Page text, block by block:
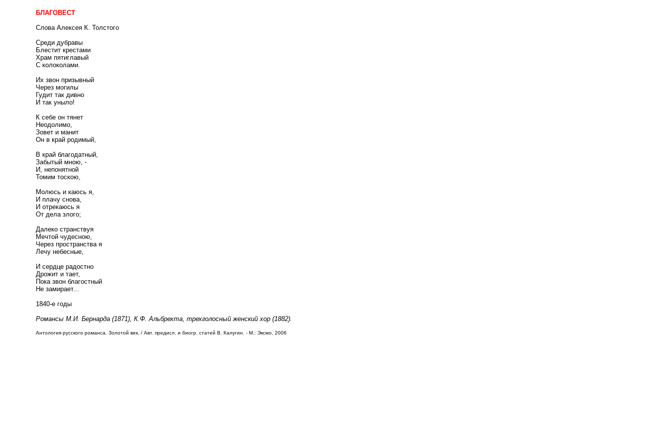
БЛАГОВЕСТ
Слова Алексея К. Толстого
Среди дубравы
Блестит крестами
Храм пятиглавый
С колоколами.
Их звон призывный
Через могилы
Гудит так дивно
И так уныло!
К себе он тянет
Неодолимо,
Зовет и манит
Он в край родимый,
В край благодатный,
Забытый мною, -
И, непонятной
Томим тоскою,
Молюсь и каюсь я,
И плачу снова,
И отрекаюсь я
От дела злого;
Далеко странствуя
Мечтой чудесною,
Через пространства я
Лечу небесные,
И сердце радостно
Дрожит и тает,
Пока звон благостный
Не замирает...
1840-е годы
Романсы М.И. Бернарда (1871), К.Ф. Альбрехта, трехголосный женский хор (1882).
Антология русского романса. Золотой век. / Авт. предисл. и биогр. статей В. Калугин. - М.: Эксмо, 2006